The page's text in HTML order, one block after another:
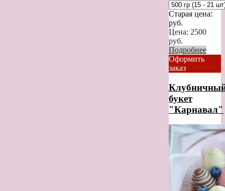
Старая цена:
руб.
Цена: 2500
руб.
Подробнее
Оформить
заказ
букет
"Карнавал"